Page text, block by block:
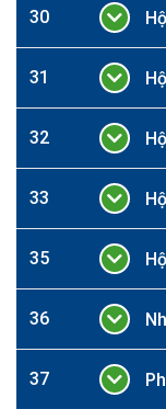
30
31
32
33
35
36
37